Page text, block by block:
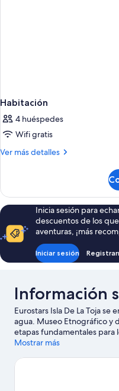
Habitación
4 huéspedes
Wifi gratis
Ver más detalles
Más
Inicia sesión para
descuentos de los
aventuras, ¡más
Iniciar sesión
Información
Eurostars Isla De La Toja se
agua. Museo Etnográfico y
etapas fundamentales para
región, donde también
activas. Acuario do Grove y
Mostrar más